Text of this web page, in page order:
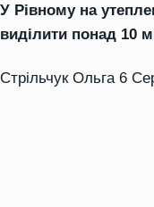
У Рівному на
виділити понад 10
Стрільчук Ольга 6